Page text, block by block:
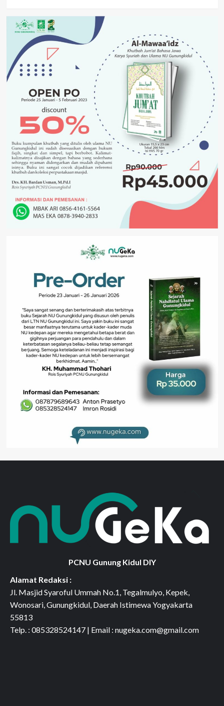
PCNU Gunung Kidul DIY
Alamat Redaksi :
Jl. Masjid Syaroful Ummah No.1, Tegalmulyo, Kepek,
Wonosari, Gunungkidul, Daerah Istimewa Yogyakarta
55813
Telp. : 085328524147 | Email : nugeka.com@gmail.com